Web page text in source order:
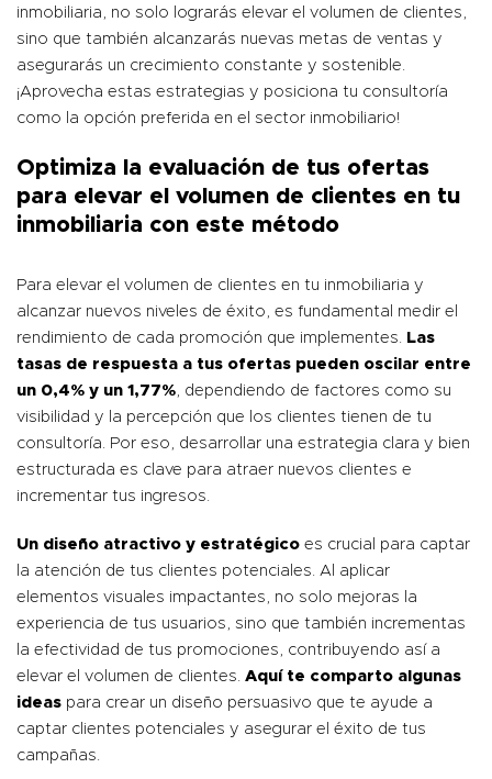
inmobiliaria, no solo lograrás elevar el volumen de clientes,
sino que también alcanzarás nuevas metas de ventas y
asegurarás un crecimiento constante y sostenible.
¡Aprovecha estas estrategias y posiciona tu consultoría
como la opción preferida en el sector inmobiliario!
Optimiza la evaluación de tus ofertas
para elevar el volumen de clientes en tu
inmobiliaria con este método
Para elevar el volumen de clientes en tu inmobiliaria y
alcanzar nuevos niveles de éxito, es fundamental medir el
rendimiento de cada promoción que implementes. Las
tasas de respuesta a tus ofertas pueden oscilar entre
un 0,4% y un 1,77%, dependiendo de factores como su
visibilidad y la percepción que los clientes tienen de tu
consultoría. Por eso, desarrollar una estrategia clara y bien
estructurada es clave para atraer nuevos clientes e
incrementar tus ingresos.
Un diseño atractivo y estratégico es crucial para captar
la atención de tus clientes potenciales. Al aplicar
elementos visuales impactantes, no solo mejoras la
experiencia de tus usuarios, sino que también incrementas
la efectividad de tus promociones, contribuyendo así a
elevar el volumen de clientes. Aquí te comparto algunas
ideas para crear un diseño persuasivo que te ayude a
captar clientes potenciales y asegurar el éxito de tus
campañas.